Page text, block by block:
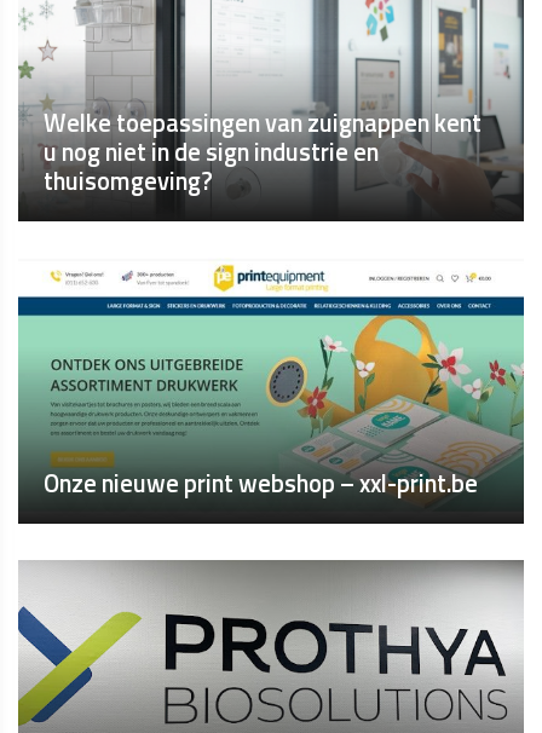
Welke toepassingen van zuignappen kent
u nog niet in de sign industrie en
thuisomgeving?
Onze nieuwe print webshop – xxl-print.be